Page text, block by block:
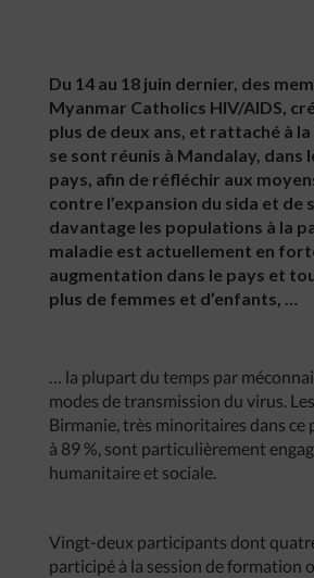
Du 14 au 18 juin dernier, des
Myanmar Catholics HIV/AIDS,
plus de deux ans, et rattaché à
se sont réunis à Mandalay, dans
pays, afin de réfléchir aux
contre l’expansion du sida et de
davantage les populations à la
maladie est actuellement en
augmentation dans le pays et
plus de femmes et d’enfants, …
… la plupart du temps par
modes de transmission du virus.
Birmanie, très minoritaires dans ce
à 89 %, sont particulièrement
humanitaire et sociale.
Vingt-deux participants dont
participé à la session de formation